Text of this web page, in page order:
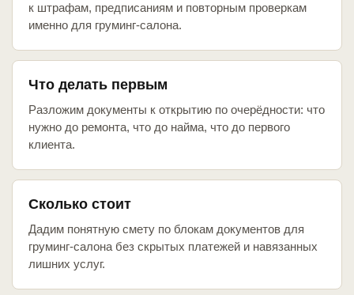
к штрафам, предписаниям и повторным проверкам
именно для груминг-салона.
Что делать первым
Разложим документы к открытию по очерёдности: что
нужно до ремонта, что до найма, что до первого
клиента.
Сколько стоит
Дадим понятную смету по блокам документов для
груминг-салона без скрытых платежей и навязанных
лишних услуг.